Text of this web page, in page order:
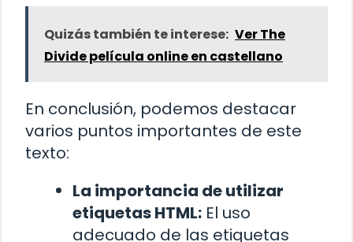
Quizás también te interese: Ver The
Divide película online en castellano
En conclusión, podemos destacar
varios puntos importantes de este
texto:
La importancia de utilizar
etiquetas HTML: El uso
adecuado de las etiquetas